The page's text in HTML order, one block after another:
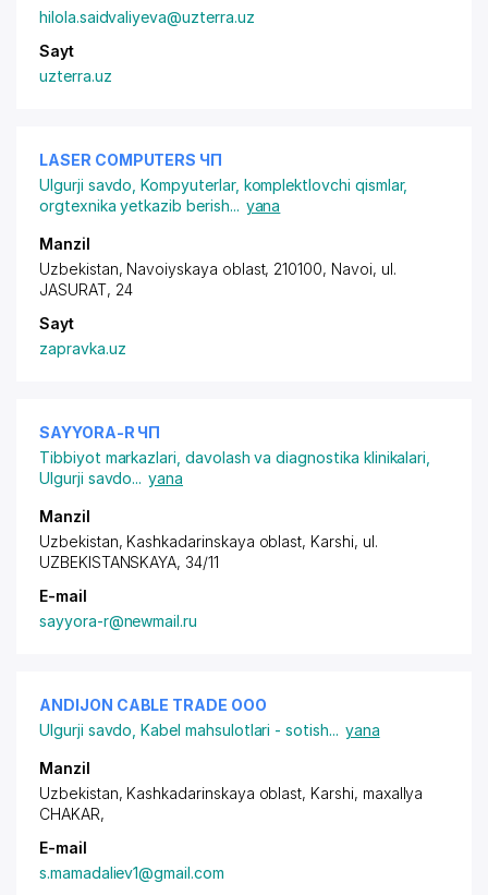
hilola.saidvaliyeva@uzterra.uz
Sayt
uzterra.uz
LASER COMPUTERS ЧП
Ulgurji savdo ,Kompyuterlar, komplektlovchi qismlar,
orgtexnika yetkazib berish... yana
Manzil
Uzbekistan, Navoiyskaya oblast, 210100, Navoi, ul.
JASURAT, 24
Sayt
zapravka.uz
SAYYORA-R ЧП
Tibbiyot markazlari, davolash va diagnostika klinikalari
Ulgurji savdo... yana
Manzil
Uzbekistan, Kashkadarinskaya oblast, Karshi, ul.
UZBEKISTANSKAYA, 34/11
E-mail
sayyora-r@newmail.ru
ANDIJON CABLE TRADE ООО
Ulgurji savdo ,Kabel mahsulotlari - sotish... yana
Manzil
Uzbekistan, Kashkadarinskaya oblast, Karshi, maxallya
CHAKAR,
E-mail
s.mamadaliev1@gmail.com